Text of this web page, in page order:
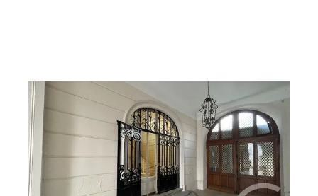
DAX 40
340 m , 9 pièces
Ref : 25037
Appartement Local à vendre
415 000 €